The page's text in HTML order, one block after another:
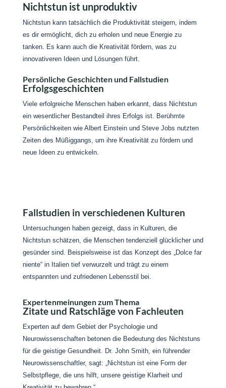
Nichtstun ist unproduktiv
Nichtstun kann tatsächlich die Produktivität steigern, indem
es dir ermöglicht, dich zu erholen und neue Energie zu
tanken. Es kann auch die Kreativität fördern, was zu
innovativeren Ideen und Lösungen führt.
Persönliche Geschichten und Fallstudien
Erfolgsgeschichten
Viele erfolgreiche Menschen haben erkannt, dass Nichtstun
ein wesentlicher Bestandteil ihres Erfolgs ist. Berühmte
Persönlichkeiten wie Albert Einstein und Steve Jobs nutzten
Zeiten des Müßiggangs, um ihre Kreativität zu fördern und
neue Ideen zu entwickeln.
Fallstudien in verschiedenen Kulturen
Untersuchungen haben gezeigt, dass in Kulturen, die
Nichtstun schätzen, die Menschen tendenziell glücklicher und
gesünder sind. Beispielsweise ist das Konzept des „Dolce far
niente“ in Italien tief verwurzelt und trägt zu einem
entspannten und zufriedenen Lebensstil bei.
Expertenmeinungen zum Thema
Zitate und Ratschläge von Fachleuten
Experten auf dem Gebiet der Psychologie und
Neurowissenschaften betonen die Bedeutung des Nichtstuns
für die geistige Gesundheit. Dr. John Smith, ein führender
Neurowissenschaftler, sagt: „Nichtstun ist eine Form der
Selbstpflege, die uns hilft, unsere geistige Klarheit und